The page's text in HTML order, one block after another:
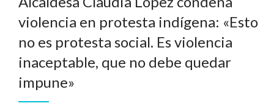
violencia en protesta indígena: «Esto
no es protesta social. Es violencia
inaceptable, que no debe quedar
impune»